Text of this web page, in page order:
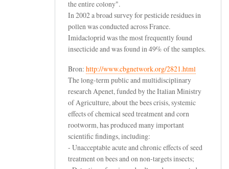
the entire colony".
In 2002 a broad survey for pesticide residues in
pollen was conducted across France.
Imidacloprid was the most frequently found
insecticide and was found in 49% of the samples.
Bron: http://www.cbgnetwork.org/2821.html
The long-term public and multidisciplinary
research Apenet, funded by the Italian Ministry
of Agriculture, about the bees crisis, systemic
effects of chemical seed treatment and corn
rootworm, has produced many important
scientific findings, including:
- Unacceptable acute and chronic effects of seed
treatment on bees and on non-targets insects;